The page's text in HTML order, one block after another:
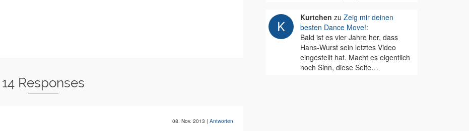
14 Responses
08. Nov. 2013 | Antworten
Kurtchen zu Zeig mir deinen
besten Dance Move!:
Bald ist es vier Jahre her, dass
Hans-Wurst sein letztes Video
eingestellt hat. Macht es eigentlich
noch Sinn, diese Seite…